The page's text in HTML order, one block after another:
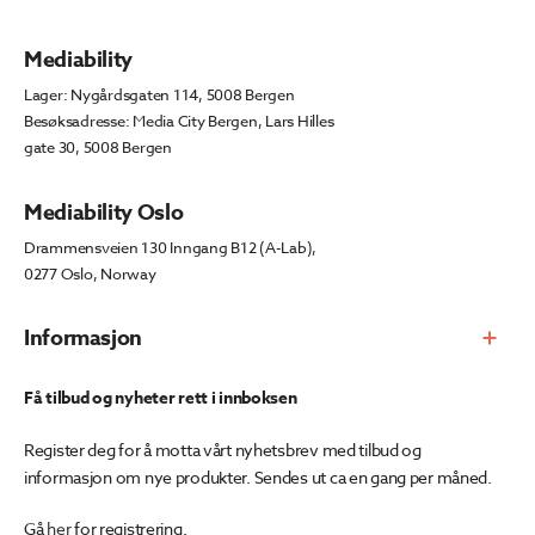
Informasjon
Mediability
Lager: Nygårdsgaten 114, 5008 Bergen
Besøksadresse: Media City Bergen, Lars Hilles
gate 30, 5008 Bergen
Mediability Oslo
Drammensveien 130 Inngang B12 (A-Lab),
0277 Oslo, Norway
Få tilbud og nyheter rett i innboksen
Register deg for å motta vårt nyhetsbrev med tilbud og
informasjon om nye produkter. Sendes ut ca en gang per måned.
Gåherfor registrering.